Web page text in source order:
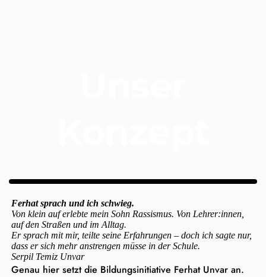
Ferhat sprach und ich schwieg.
Von klein auf erlebte mein Sohn Rassismus. Von Lehrer:innen,
auf den Straßen und im Alltag.
Er sprach mit mir, teilte seine Erfahrungen – doch ich sagte nur,
dass er sich mehr anstrengen müsse in der Schule.
Serpil Temiz Unvar
Genau hier setzt die Bildungsinitiative Ferhat Unvar an.